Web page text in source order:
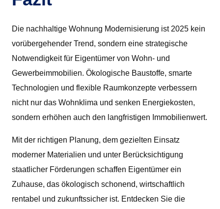
Die nachhaltige Wohnung Modernisierung ist 2025 kein
vorübergehender Trend, sondern eine strategische
Notwendigkeit für Eigentümer von Wohn- und
Gewerbeimmobilien. Ökologische Baustoffe, smarte
Technologien und flexible Raumkonzepte verbessern
nicht nur das Wohnklima und senken Energiekosten,
sondern erhöhen auch den langfristigen Immobilienwert.
Mit der richtigen Planung, dem gezielten Einsatz
moderner Materialien und unter Berücksichtigung
staatlicher Förderungen schaffen Eigentümer ein
Zuhause, das ökologisch schonend, wirtschaftlich
rentabel und zukunftssicher ist. Entdecken Sie die